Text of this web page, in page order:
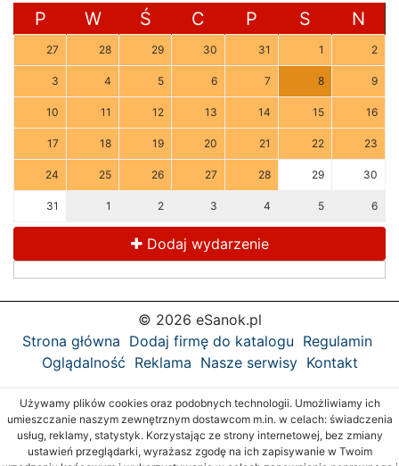
P W Ś C P S N
27 28 29 30 31 1 2
3 4 5 6 7 8 9
10 11 12 13 14 15 16
17 18 19 20 21 22 23
24 25 26 27 28 29 30
31 1 2 3 4 5 6
Dodaj wydarzenie
© 2026 eSanok.pl
Strona główna Dodaj firmę do katalogu Regulamin
Oglądalność Reklama Nasze serwisy Kontakt
Używamy plików cookies oraz podobnych technologii. Umożliwiamy ich
umieszczanie naszym zewnętrznym dostawcom m.in. w celach: świadczenia
usług, reklamy, statystyk. Korzystając ze strony internetowej, bez zmiany
ustawień przeglądarki, wyrażasz zgodę na ich zapisywanie w Twoim